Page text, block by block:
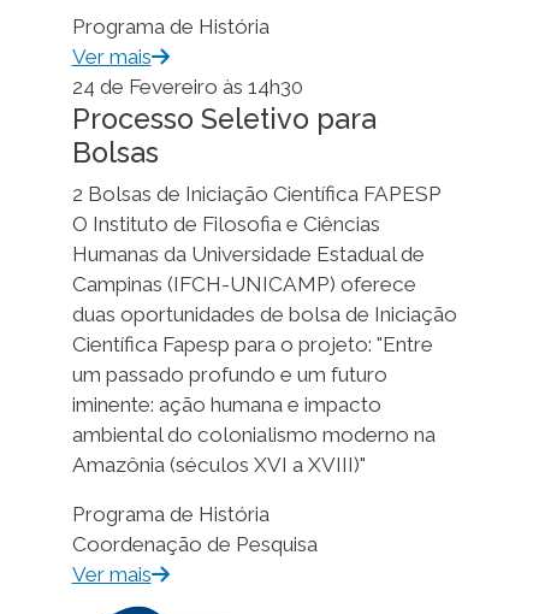
Programa de História
Ver mais
24 de Fevereiro às 14h30
Processo Seletivo para
Bolsas
2 Bolsas de Iniciação Científica FAPESP
O Instituto de Filosofia e Ciências
Humanas da Universidade Estadual de
Campinas (IFCH-UNICAMP) oferece
duas oportunidades de bolsa de Iniciação
Científica Fapesp para o projeto: "Entre
um passado profundo e um futuro
iminente: ação humana e impacto
ambiental do colonialismo moderno na
Amazônia (séculos XVI a XVIII)"
Programa de História
Coordenação de Pesquisa
Ver mais